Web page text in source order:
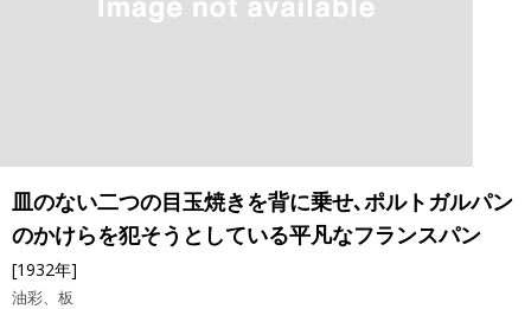
皿のない二つの目玉焼きを背に乗せ､ポルトガルパン
のかけらを犯そうとしている平凡なフランスパン
[1932年]
油彩、板